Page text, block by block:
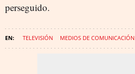
perseguido.
TELEVISIÓN MEDIOS DE COMUNICACIÓN